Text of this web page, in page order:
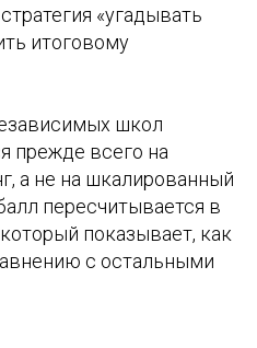
«угадывать
итоговому
школ
прежде всего на
а не на шкалированный
пересчитывается в
показывает, как
с остальными